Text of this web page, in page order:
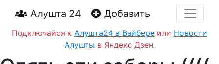
Алушта 24 Добавить
Подключайся к Алушта24 в Вайбере или Новости
Алушты в Яндекс Дзен.